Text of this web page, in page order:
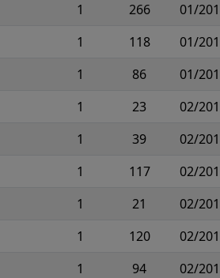
1 266
01/
1 118
01/
1 86
01/
1 23
02/
1 39
02/
1 117
02/
1 21
02/
1 120
02/
1 94
02/